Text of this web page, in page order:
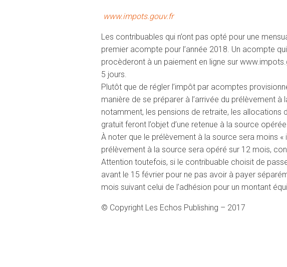
www.impots.gouv.fr
Les contribuables qui n’ont pas opté pour une
premier acompte pour l’année 2018. Un acompte
procèderont à un paiement en ligne sur
5 jours.
Plutôt que de régler l’impôt par acomptes
manière de se préparer à l’arrivée du prélèvement
notamment, les pensions de retraite, les allocations
gratuit feront l’objet d’une retenue à la source
À noter que le prélèvement à la source sera moins
prélèvement à la source sera opéré sur 12 mois,
Attention toutefois, si le contribuable choisit de
avant le 15 février pour ne pas avoir à payer
mois suivant celui de l’adhésion pour un montant
© Copyright Les Echos Publishing – 2017